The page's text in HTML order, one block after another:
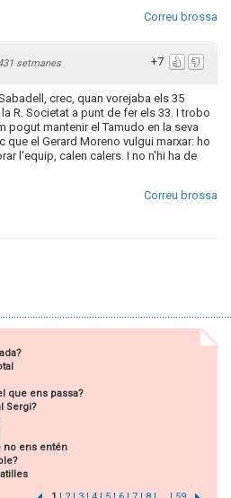
Correu brossa
+7
setmanes
crec, quan vorejaba els 35
R. Societat a punt de fer els 33. I trobo
pogut mantenir el Tamudo en la seva
el Gerard Moreno vulgui marxar: ho
l'equip, calen calers. I no n'hi ha de
Correu brossa
que ens passa?
Sergi?
no ens entén